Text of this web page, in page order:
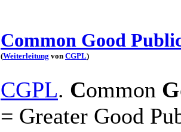
Common Good
(Weiterleitung von CGPL)
CGPL. Common G
= Greater Good